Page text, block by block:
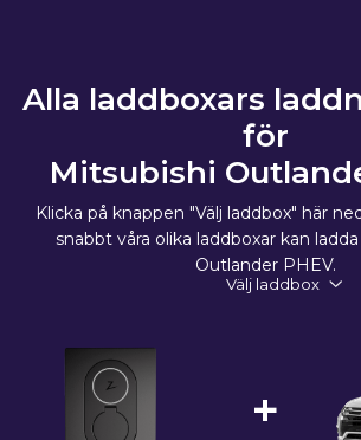
Alla laddboxars
för
Mitsubishi
Klicka på knappen "Välj laddbox" här
snabbt våra olika laddboxar kan
Outlander PHEV.
Välj laddbox
+